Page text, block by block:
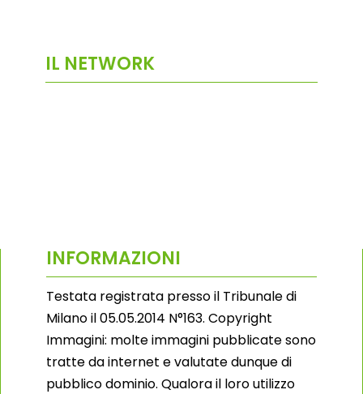
IL NETWORK
INFORMAZIONI
Testata registrata presso il Tribunale di
Milano il 05.05.2014 N°163. Copyright
Immagini: molte immagini pubblicate sono
tratte da internet e valutate dunque di
pubblico dominio. Qualora il loro utilizzo